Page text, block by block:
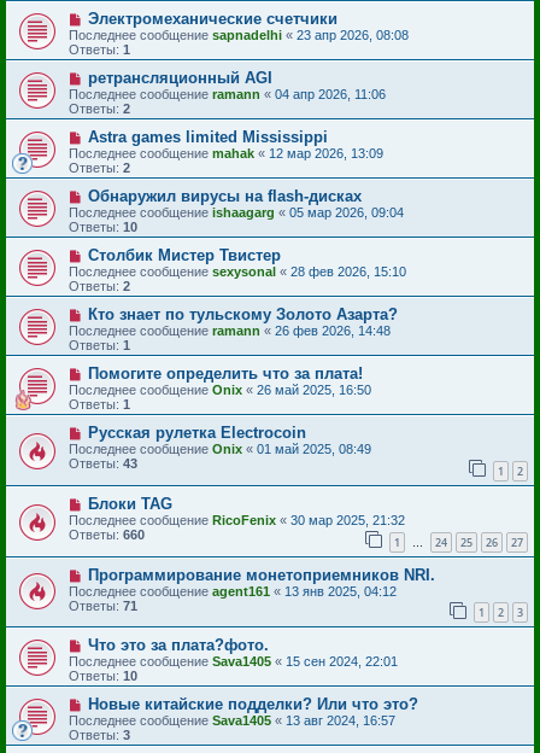
Электромеханические счетчики
Последнее сообщение sapnadelhi « 23 апр 2026, 08:08
Ответы: 1
ретрансляционный AGI
Последнее сообщение ramann « 04 апр 2026, 11:06
Ответы: 2
Astra games limited Mississippi
Последнее сообщение mahak « 12 мар 2026, 13:09
Ответы: 2
Обнаружил вирусы на flash-дисках
Последнее сообщение ishaagarg « 05 мар 2026, 09:04
Ответы: 10
Столбик Мистер Твистер
Последнее сообщение sexysonal « 28 фев 2026, 15:10
Ответы: 2
Кто знает по тульскому Золото Азарта?
Последнее сообщение ramann « 26 фев 2026, 14:48
Ответы: 1
Помогите определить что за плата!
Последнее сообщение Onix « 26 май 2025, 16:50
Ответы: 1
Русская рулетка Electrocoin
Последнее сообщение Onix « 01 май 2025, 08:49
Ответы: 43 1 2
Блоки TAG
Последнее сообщение RicoFenix « 30 мар 2025, 21:32
Ответы: 660 1 … 24 25 26 27
Программирование монетоприемников NRI.
Последнее сообщение agent161 « 13 янв 2025, 04:12
Ответы: 71 1 2 3
Что это за плата?фото.
Последнее сообщение Sava1405 « 15 сен 2024, 22:01
Ответы: 10
Новые китайские подделки? Или что это?
Последнее сообщение Sava1405 « 13 авг 2024, 16:57
Ответы: 3